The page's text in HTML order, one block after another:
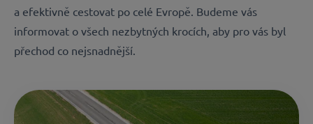
a efektivně cestovat po celé Evropě. Budeme vás
informovat o všech nezbytných krocích, aby pro vás byl
přechod co nejsnadnější.